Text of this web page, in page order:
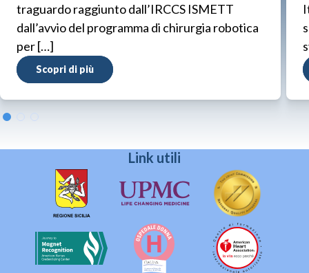
traguardo raggiunto dall’IRCCS ISMETT
dall’avvio del programma di chirurgia robotica
per […]
Scopri di più
Link utili